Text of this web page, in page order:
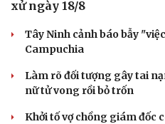
xử ngày 18/8
Tây Ninh cảnh báo bẫy
Campuchia
Làm rõ đối tượng gây tai
nữ tử vong rồi bỏ trốn
Khởi tố vợ chồng giám đốc